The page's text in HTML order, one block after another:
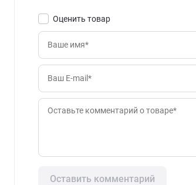
Оценить товар
Оставить комментарий